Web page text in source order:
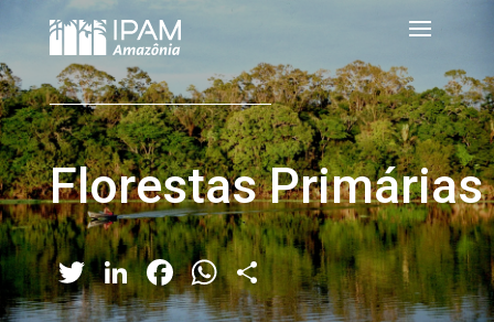
Florestas Primárias
Twitter
LinkedIn
Facebook
WhatsApp
Share